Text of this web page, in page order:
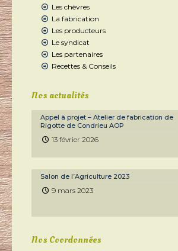
Les chèvres
La fabrication
Les producteurs
Le syndicat
Les partenaires
Recettes & Conseils
Nos actualités
Appel à projet – Atelier de fabrication de
Rigotte de Condrieu AOP
13 février 2026
Salon de l’Agriculture 2023
9 mars 2023
Nos Coordonnées